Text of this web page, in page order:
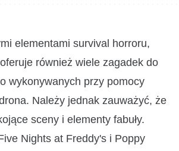
elementami survival horroru,
również wiele zagadek do
wykonywanych przy pomocy
Należy jednak zauważyć, że
sceny i elementy fabuły.
Nights at Freddy's i Poppy